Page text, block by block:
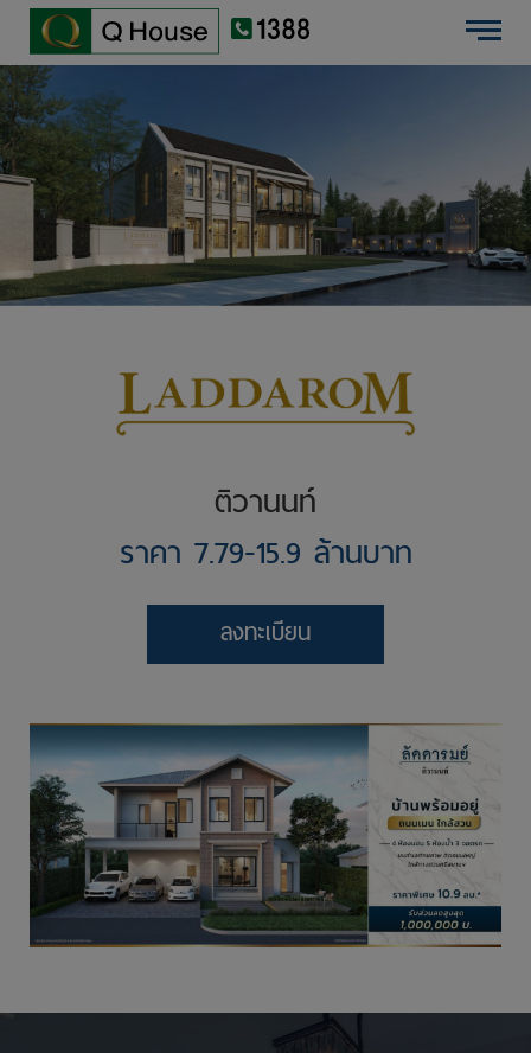
บ้านเดี่ยว
ทาวน์โฮม
คอนโดมิเนียม
ต่างจังหวัด
ข้อมูลบริษัท
นโยบายคุ้มครองข้อมูลส่วนบุคคล
ไทย
EN
ติวานนท์
ราคา 7.79-15.9 ล้านบาท
ลงทะเบียน